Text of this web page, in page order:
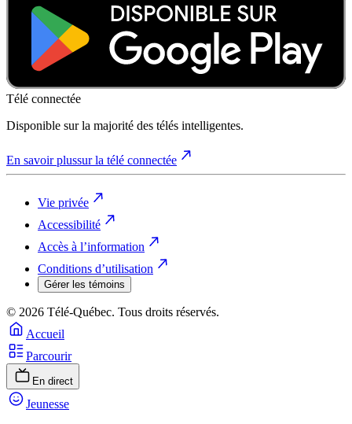
Télé connectée
Disponible sur la majorité des télés intelligentes.
En savoir plussur la télé connectée
Vie privée
Accessibilité
Accès à l’information
Conditions d’utilisation
Gérer les témoins
© 2026 Télé-Québec. Tous droits réservés.
Accueil
Parcourir
En direct
Jeunesse